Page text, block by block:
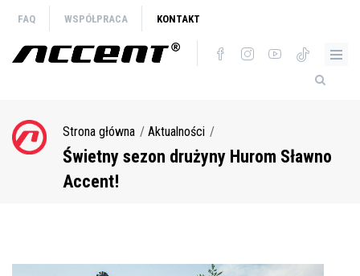
treści
FAQ WSPÓŁPRACA KONTAKT
Ścieżka
nawigacyjna
Strona główna Aktualności
Świetny sezon drużyny Hurom Sławno
Accent!